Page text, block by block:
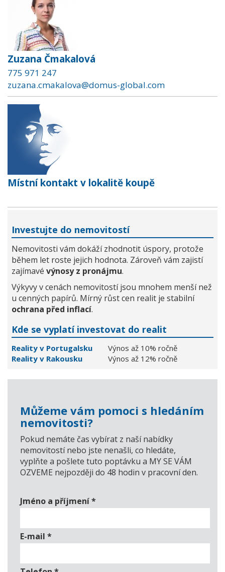
Zuzana Čmakalová
775 971 247
zuzana.cmakalova@domus-global.com
Místní kontakt v lokalitě koupě
Investujte do nemovitostí
Nemovitosti vám dokáží zhodnotit úspory, protože
během let roste jejich hodnota. Zároveň vám zajistí
zajímavé výnosy z pronájmu.
Výkyvy v cenách nemovitostí jsou mnohem menší než
u cenných papírů. Mírný růst cen realit je stabilní
ochrana před inflací.
Kde se vyplatí investovat do realit
Reality v Portugalsku
Výnos až 10% ročně
Reality v Rakousku
Výnos až 12% ročně
Můžeme vám pomoci s hledáním
nemovitosti?
Pokud nemáte čas vybírat z naší nabídky
nemovitostí nebo jste nenašli, co hledáte,
vyplňte a pošlete tuto poptávku a MY SE VÁM
OZVEME nejpozději do 48 hodin v pracovní den.
Jméno a příjmení*
E-mail *